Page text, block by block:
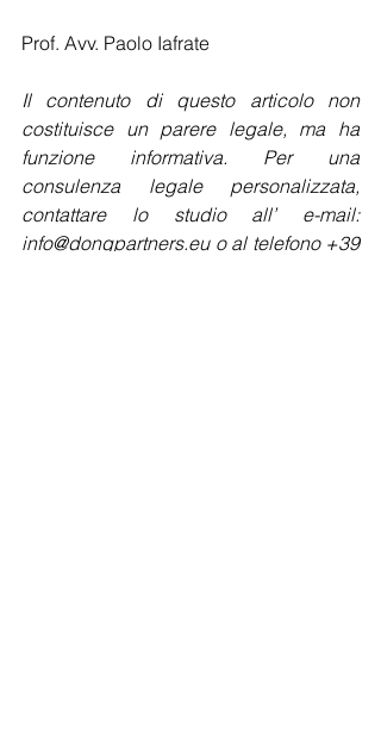
Prof. Avv. Paolo Iafrate
Il contenuto di questo articolo non
costituisce un parere legale, ma ha
funzione informativa. Per una
consulenza legale personalizzata,
contattare lo studio all’ e-mail:
info@dongpartners.eu o al telefono +39